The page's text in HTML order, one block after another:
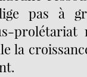
pas à
la